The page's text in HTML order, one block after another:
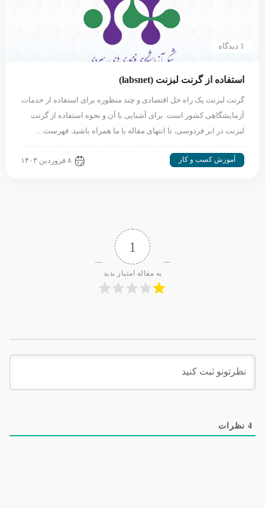
1 دیدگاه
استفاده از گرنت لبزنت (labsnet)
گرنت لبزنت یک راه حل اقتصادی و چند منظوره برای استفاده از خدمات
آزمایشگاهی کشور است. برای آشنایی با آن و نحوه استفاده از گرنت
لبزنت در ابر فردوسی، تا انتهای مقاله با ما همراه باشید. فهرست…
آموزش کسب و کار ۸ فروردین ۱۴۰۳
1
به مقاله امتیاز بدید
4 نظرات